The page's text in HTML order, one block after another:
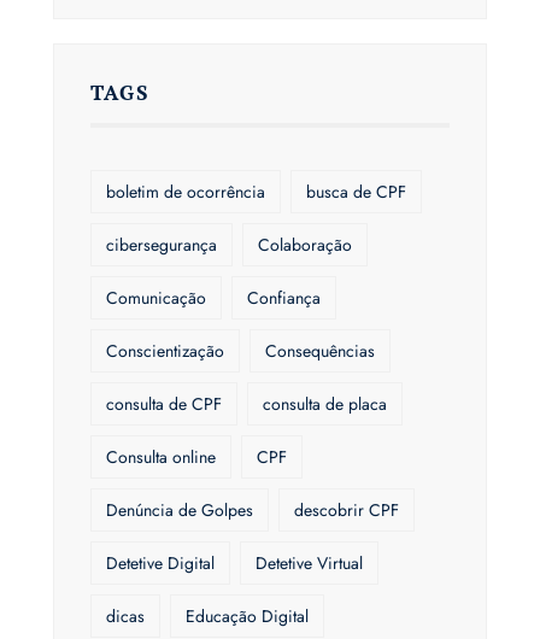
TAGS
boletim de ocorrência busca de CPF
cibersegurança Colaboração
Comunicação Confiança
Conscientização Consequências
consulta de CPF consulta de placa
Consulta online CPF
Denúncia de Golpes descobrir CPF
Detetive Digital Detetive Virtual
dicas Educação Digital